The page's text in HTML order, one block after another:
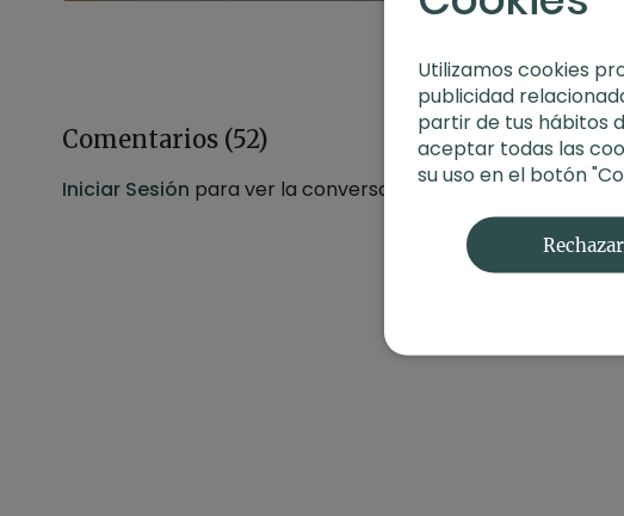
Comentarios (52)
Iniciar Sesión para ver la conversación
Utilizamos cookies
publicidad
partir de tus hábitos
aceptar todas las
su uso en el botón